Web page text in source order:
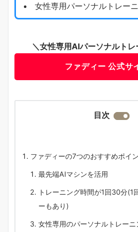
女性専用パーソナルトレー
＼女性専用AIパーソナルトレ
ファディー 公式サ
目次
ファディーの7つのおすすめポイ
最先端AIマシンを活用
トレーニング時間が1回30分(1
ーもあり)
女性専用のパーソナルトレーニ